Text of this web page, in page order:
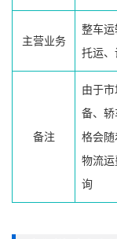
主营业务
整车
托运
备注
由于
备、
格会
物流
询